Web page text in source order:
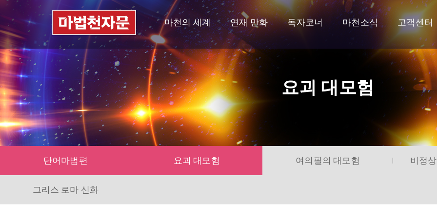
마천의 세계 연재 만화 독자코너 마천소식 고객센터
요괴 대모험
단어마법편 요괴 대모험 여의필의 대모험 비정
그리스 로마 신화